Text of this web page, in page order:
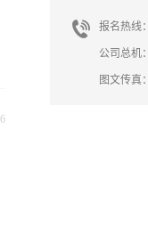
报名热线
公司总机
图文传真